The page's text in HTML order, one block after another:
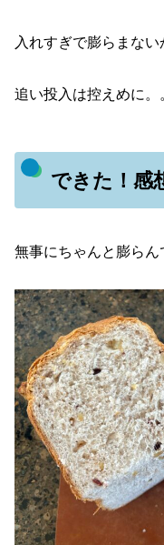
入れすぎで膨らまない
追い投入は控えめに。
できた！感
無事にちゃんと膨らん